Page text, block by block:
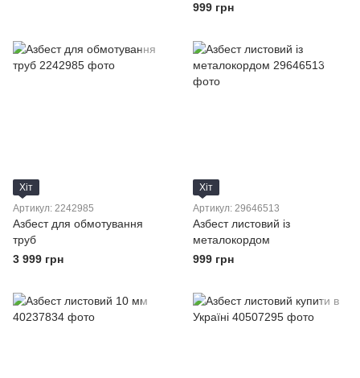
999 грн
Хіт
Артикул: 2242985
Азбест для обмотування
труб
3 999 грн
Хіт
Артикул: 29646513
Азбест листовий із
металокордом
999 грн